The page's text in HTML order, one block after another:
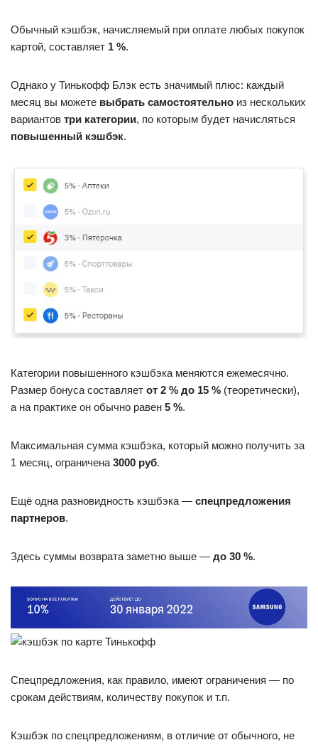
Обычный кэшбэк, начисляемый при оплате любых покупок
картой, составляет 1 %.
Однако у Тинькофф Блэк есть значимый плюс: каждый
месяц вы можете выбрать самостоятельно из нескольких
вариантов три категории, по которым будет начисляться
повышенный кэшбэк.
Категории повышенного кэшбэка меняются ежемесячно.
Размер бонуса составляет от 2 % до 15 % (теоретически),
а на практике он обычно равен 5 %.
Максимальная сумма кэшбэка, который можно получить за
1 месяц, ограничена 3000 руб.
Ещё одна разновидность кэшбэка — спецпредложения
партнеров.
Здесь суммы возврата заметно выше — до 30 %.
Спецпредложения, как правило, имеют ограничения — по
срокам действиям, количеству покупок и т.п.
Кэшбэк по спецпредложениям, в отличие от обычного, не